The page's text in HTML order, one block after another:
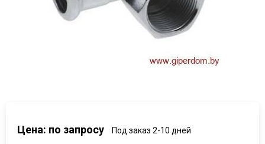
Цена: по запросу Под заказ 2-10 дней